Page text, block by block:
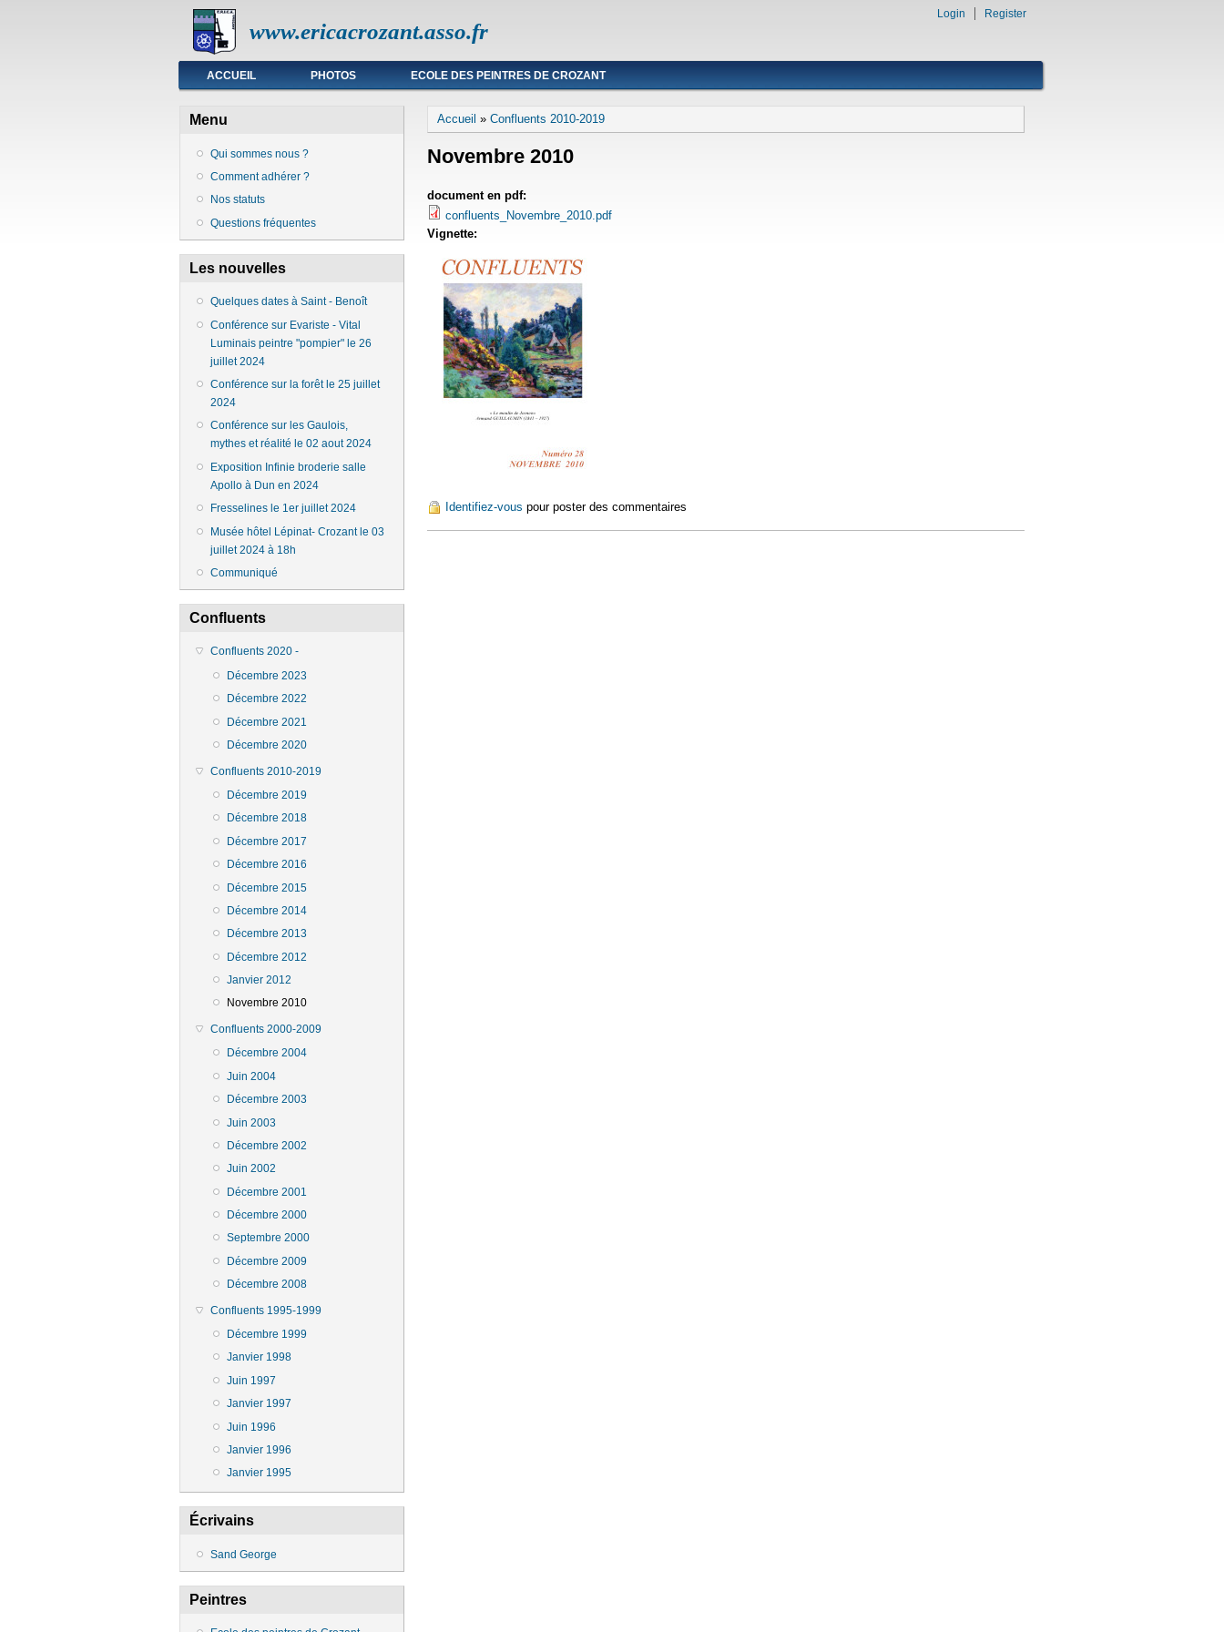
www.ericacrozant.asso.fr
Login Register
Menu principal
ACCUEIL PHOTOS ECOLE DES PEINTRES DE CROZANT
Menu
Qui sommes nous ?
Comment adhérer ?
Nos statuts
Questions fréquentes
Les nouvelles
Quelques dates à Saint - Benoît
Conférence sur Evariste - Vital
Luminais peintre "pompier" le 26
juillet 2024
Conférence sur la forêt le 25 juillet
2024
Conférence sur les Gaulois,
mythes et réalité le 02 aout 2024
Exposition Infinie broderie salle
Apollo à Dun en 2024
Fresselines le 1er juillet 2024
Musée hôtel Lépinat- Crozant le 03
juillet 2024 à 18h
Communiqué
Confluents
Confluents 2020 -
Décembre 2023
Décembre 2022
Décembre 2021
Décembre 2020
Confluents 2010-2019
Décembre 2019
Décembre 2018
Décembre 2017
Décembre 2016
Décembre 2015
Décembre 2014
Décembre 2013
Décembre 2012
Janvier 2012
Novembre 2010
Confluents 2000-2009
Décembre 2004
Juin 2004
Décembre 2003
Juin 2003
Décembre 2002
Juin 2002
Décembre 2001
Décembre 2000
Septembre 2000
Décembre 2009
Décembre 2008
Confluents 1995-1999
Décembre 1999
Janvier 1998
Juin 1997
Janvier 1997
Juin 1996
Janvier 1996
Janvier 1995
Écrivains
Sand George
Peintres
Vous êtes ici
Accueil » Confluents 2010-2019
Novembre 2010
document en pdf:
confluents_Novembre_2010.pdf
Vignette:
Identifiez-vous pour poster des commentaires